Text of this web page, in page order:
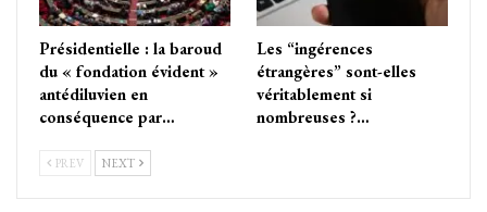
Présidentielle : la baroud
du « fondation évident »
antédiluvien en
conséquence par…
Les “ingérences
étrangères” sont-elles
véritablement si
nombreuses ?…
PREV NEXT